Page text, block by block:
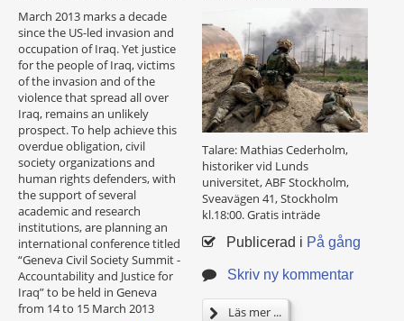
March 2013 marks a decade
since the US-led invasion and
occupation of Iraq. Yet justice
for the people of Iraq, victims
of the invasion and of the
violence that spread all over
Iraq, remains an unlikely
prospect. To help achieve this
overdue obligation, civil
society organizations and
human rights defenders, with
the support of several
academic and research
institutions, are planning an
international conference titled
“Geneva Civil Society Summit -
Accountability and Justice for
Iraq” to be held in Geneva
from 14 to 15 March 2013
Talare: Mathias Cederholm,
historiker vid Lunds
universitet, ABF Stockholm,
Sveavägen 41, Stockholm
kl.18:00. Gratis inträde
Publicerad i På gång
Skriv ny kommentar
Läs mer ...